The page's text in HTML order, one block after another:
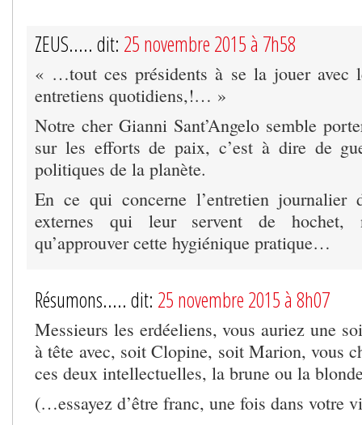
ZEUS..... dit: 25 novembre 2015 à 7h58
« …tout ces présidents à se la jouer avec
entretiens quotidiens,!… »
Notre cher Gianni Sant’Angelo semble
sur les efforts de paix, c’est à dire de
politiques de la planète.
En ce qui concerne l’entretien journalier
externes qui leur servent de hochet,
qu’approuver cette hygiénique pratique…
Résumons..... dit: 25 novembre 2015 à 8h07
Messieurs les erdéeliens, vous auriez une
à tête avec, soit Clopine, soit Marion, vous
ces deux intellectuelles, la brune ou la
(…essayez d’être franc, une fois dans votre